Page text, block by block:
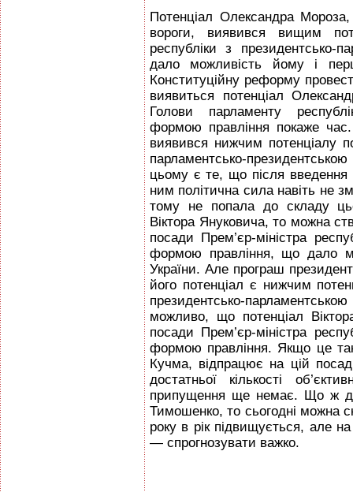
Потенціал Олександра
вороги, виявився вищим
республіки з
дало можливість йому і
Конституційну реформу
виявиться потенціал
Голови парламенту
формою правління покаже
виявився нижчим потенціалу
парламентсько-
цьому є те, що після введення
ним політична сила навіть не
тому не попала до складу
Віктора Януковича, то можна
посади Прем’єр-міністра
формою правління, що дало
України. Але програш
його потенціал є нижчим
президентсько-
можливо, що потенціал
посади Прем’єр-міністра
формою правління. Якщо це
Кучма, відпрацює на цій
достатньої кількості
припущення ще немає. Що ж
Тимошенко, то сьогодні можна
року в рік підвищується, але
— спрогнозувати важко.